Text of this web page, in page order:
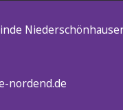
nordend.de